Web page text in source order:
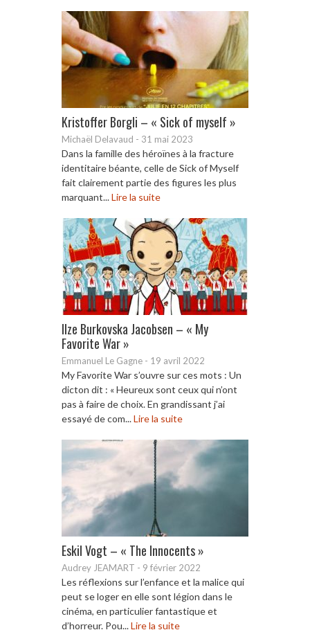
Kristoffer Borgli – « Sick of myself »
Michaël Delavaud - 31 mai 2023
Dans la famille des héroïnes à la fracture
identitaire béante, celle de Sick of Myself
fait clairement partie des figures les plus
marquant...Lire la suite
Ilze Burkovska Jacobsen – « My
Favorite War »
Emmanuel Le Gagne - 19 avril 2022
My Favorite War s’ouvre sur ces mots : Un
dicton dit : « Heureux sont ceux qui n’ont
pas à faire de choix. En grandissant j’ai
essayé de com...Lire la suite
Eskil Vogt – « The Innocents »
Audrey JEAMART - 9 février 2022
Les réflexions sur l’enfance et la malice qui
peut se loger en elle sont légion dans le
cinéma, en particulier fantastique et
d’horreur. Pou...Lire la suite